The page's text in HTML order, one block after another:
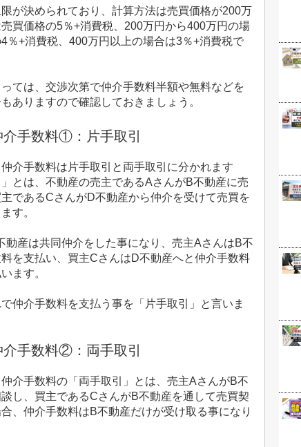
が決められており、計算方法は売買価格が200万
買価格の5％+消費税、 200万円から400万円の場
4％+消費税、 400万円以上の場合は3％+消費税で
ては、交渉次第で仲介手数料半額や無料などを
ありますので確認しておきましょう。
手数料①：片手取引
介手数料は片手取引と両手取引に分かれます
とは、不動産の売主であるAさんがB不動産に売
であるCさんがD不動産から仲介を受けて売買を
す。
動産は共同仲介をした事になり、売主AさんはB不
を支払い、買主CさんはD不動産へと仲介手数料
ます。
仲介手数料を支払う事を「片手取引」と言いま
手数料②：両手取引
介手数料の「両手取引」とは、売主AさんがB不
し、買主であるCさんがB不動産を通して売買契
、仲介手数料はB不動産だけが受け取る事になり